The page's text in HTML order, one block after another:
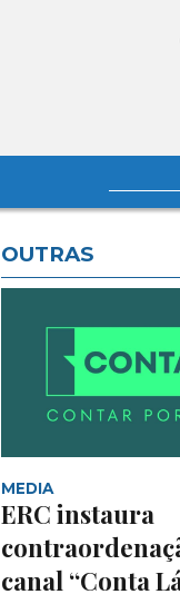
OUTRAS
MEDIA
ERC instaura
canal “Conta